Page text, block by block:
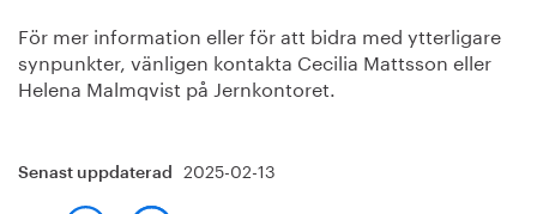
För mer information eller för att bidra med ytterligare
synpunkter, vänligen kontakta Cecilia Mattsson eller
Helena Malmqvist på Jernkontoret.
Senast uppdaterad 2025-02-13